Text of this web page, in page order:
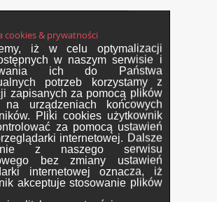
cookies & prywatności
iż w celu optymalizacji
w naszym serwisie i
ich do Państwa
potrzeb korzystamy z
zapisanych za pomocą plików
na urządzeniach końcowych
Pliki cookies użytkownik
za pomocą ustawień
internetowej. Dalsze
z naszego serwisu
bez zmiany ustawień
internetowej oznacza, iż
akceptuje stosowanie plików